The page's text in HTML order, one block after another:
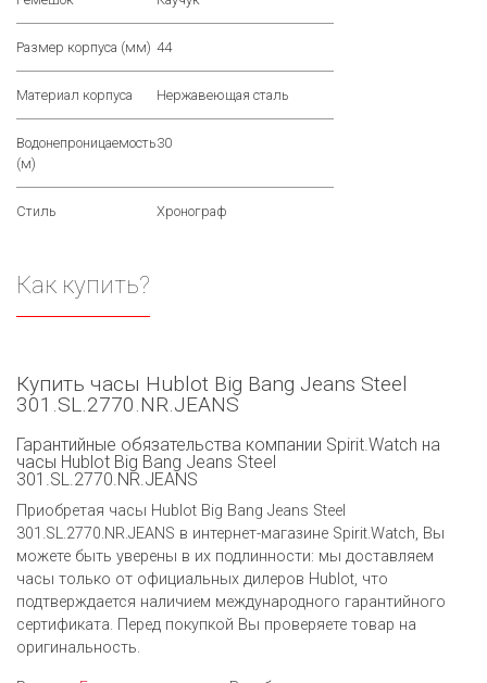
Размер корпуса (мм) 44
Материал корпуса Нержавеющая сталь
Водонепроницаемость
(м)
30
Стиль Хронограф
Как купить?
Купить часы Hublot Big Bang Jeans Steel
301.SL.2770.NR.JEANS
Гарантийные обязательства компании Spirit.Watch на
часы Hublot Big Bang Jeans Steel
301.SL.2770.NR.JEANS
Приобретая часы Hublot Big Bang Jeans Steel
301.SL.2770.NR.JEANS в интернет-магазине Spirit.Watch, Вы
можете быть уверены в их подлинности: мы доставляем
часы только от официальных дилеров Hublot, что
подтверждается наличием международного гарантийного
сертификата. Перед покупкой Вы проверяете товар на
оригинальность.